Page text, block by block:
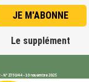
JE M'ABONNE
Le supplément